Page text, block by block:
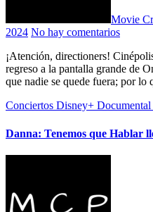
Movie
2024 No hay comentarios
¡Atención, directioners! Cinépolis sabe lo mucho que esperan el
regreso a la pantalla grande de
que nadie se quede fuera; por
Conciertos Disney+ Documental
Danna: Tenemos que Hablar